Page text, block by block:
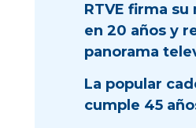
RTVE firma
en 20 años y
panorama
La popular
cumple 45